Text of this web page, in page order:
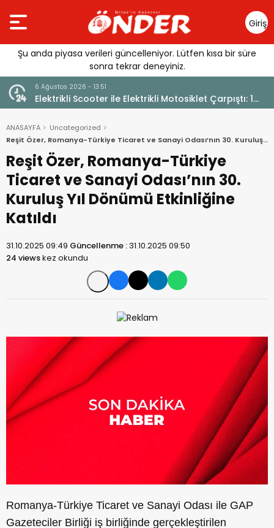
Giriş
Yap
Şu anda piyasa verileri güncelleniyor. Lütfen kısa bir süre
sonra tekrar deneyiniz.
2026 - 13:51
Scooter ile Elektrikli Motosiklet Çarpıştı: 1
Güllük’te
ANASAYFA
Uncategorized
Reşit Özer, Romanya-Türkiye Ticaret ve Sanayi Odası’nın 30. Kuruluş
Yıl Dönümü Etkinliğine Katıldı
Reşit Özer, Romanya-Türkiye
Ticaret ve Sanayi Odası’nın 30.
Kuruluş Yıl Dönümü Etkinliğine
Katıldı
31.10.2025 09:49 Güncellenme :31.10.2025 09:50
24 viewskez okundu
Romanya-Türkiye Ticaret ve Sanayi Odası ile GAP
Gazeteciler Birliği iş birliğinde gerçekleştirilen